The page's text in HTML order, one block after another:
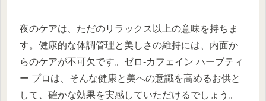
夜のケアは、ただのリラックス以上の意味を持ちま
す。健康的な体調管理と美しさの維持には、内面か
らのケアが不可欠です。ゼロ-カフェイン ハーブティ
ー プロは、そんな健康と美への意識を高めるお供と
して、確かな効果を実感していただけるでしょう。